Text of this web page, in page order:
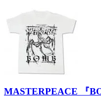
MASTERPEACE 『